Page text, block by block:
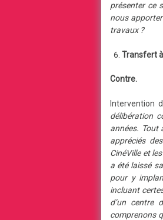
présenter ce
nous
travaux ?
Transfert
Contre.
Intervention
délibération
années. Tout
appréciés
CinéVille et
a été laissé
pour y
incluant
d’un centre
comprenons